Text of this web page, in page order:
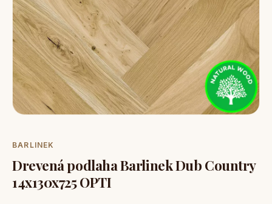
BARLINEK
Drevená podlaha Barlinek Dub Country
14x130x725 OPTI